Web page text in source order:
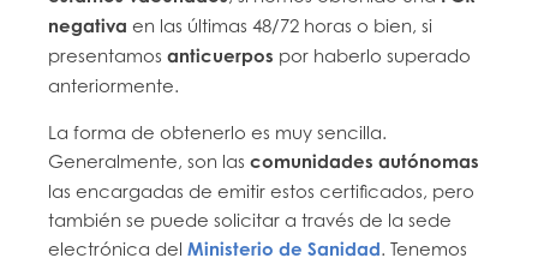
negativa en las últimas 48/72 horas o bien, si
presentamosanticuerpos por haberlo superado
anteriormente.
La forma de obtenerlo es muy sencilla.
Generalmente, son lascomunidades autónomas
las encargadas de emitir estos certificados, pero
también se puede solicitar a través de la sede
electrónica delMinisterio de Sanidad. Tenemos